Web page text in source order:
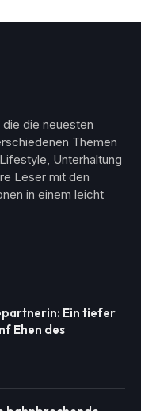
die neuesten
Themen
Unterhaltung
Leser mit den
in einem leicht
Ein tiefer
Ehen des